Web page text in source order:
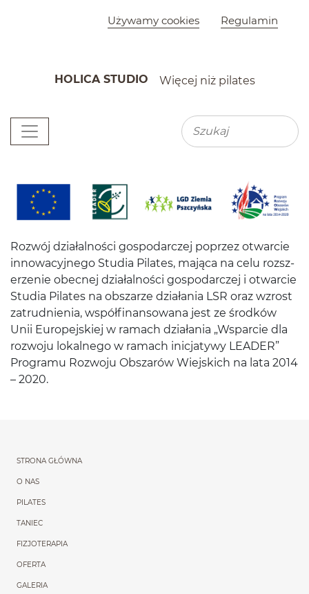
Szybkie menu
Używamy cookies Regulamin
HOLICA STUDIO Więcej niż pilates
Menu główne Wyszukiwarka
Dofinansowanie
Rozwój dzi­ałal­ności gospo­dar­czej poprzez otwar­cie
innowa­cyjnego Stu­dia Pilates, mająca na celu rozsz­
erze­nie obec­nej dzi­ałal­ności gospo­dar­czej i otwar­cie
Stu­dia Pilates na obszarze dzi­ała­nia LSR oraz wzrost
zatrud­nienia, współ­fi­nan­sowana jest ze środ­ków
Unii Europe­jskiej w ramach dzi­ała­nia „Wspar­cie dla
roz­woju lokalnego w ramach inic­jatywy LEADER”
Pro­gramu Roz­woju Obszarów Wiejs­kich na lata 2014
– 2020.
Menu główne
STRONA GŁÓWNA
O NAS
PILATES
TANIEC
FIZJOTERAPIA
OFERTA
GALERIA